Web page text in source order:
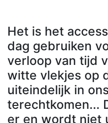
Het is het
dag gebruiken
verloop van tijd
witte vlekjes op
uiteindelijk in
terechtkomen...
er en wordt niet